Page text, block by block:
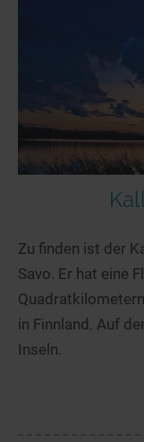
Zu finden ist der
Savo. Er hat eine
in Finnland. Auf
Inseln.